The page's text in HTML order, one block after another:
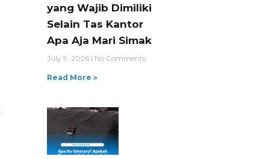
yang Wajib Dimiliki
Selain Tas Kantor
Apa Aja Mari Simak
July 9, 2026 No Comments
Read More »